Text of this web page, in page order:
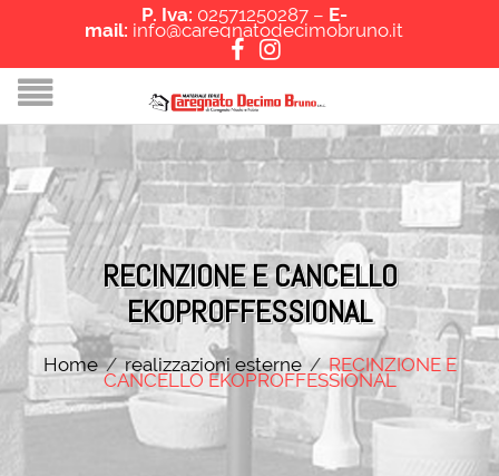
P. Iva: 02571250287 – E-
mail: info@caregnatodecimobruno.it
RECINZIONE E CANCELLO
EKOPROFFESSIONAL
Home / realizzazioni esterne / RECINZIONE E
CANCELLO EKOPROFFESSIONAL